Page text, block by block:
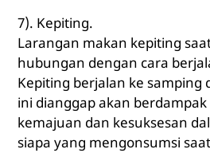
7). Kepiting.
Larangan makan kepiting
hubungan dengan cara
Kepiting berjalan ke samping
ini dianggap akan
kemajuan dan kesuksesan
siapa yang mengonsumsi